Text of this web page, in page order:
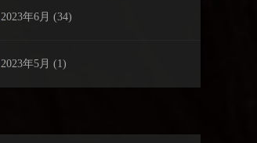
2023年6月 (34)
2023年5月 (1)